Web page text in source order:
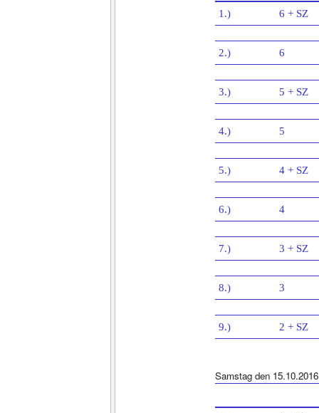
1.) 6 + SZ
2.) 6
3.) 5 + SZ
4.) 5
5.) 4 + SZ
6.) 4
7.) 3 + SZ
8.) 3
9.) 2 + SZ
Samstag den 15.10.2016